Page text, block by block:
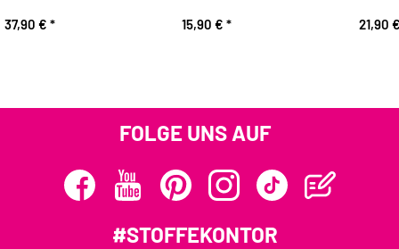
37,90 € * 15,90 € * 21,90
FOLGE UNS AUF
#STOFFEKONTOR